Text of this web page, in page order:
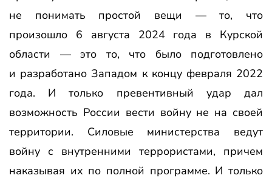
не понимать простой вещи — то, что
произошло 6 августа 2024 года в Курской
области — это то, что было подготовлено
и разработано Западом к концу февраля 2022
года. И только превентивный удар дал
возможность России вести войну не на своей
территории. Силовые министерства ведут
войну с внутренними террористами, причем
наказывая их по полной программе. И только